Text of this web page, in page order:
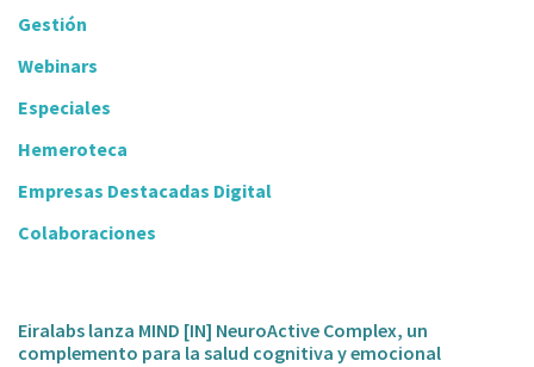
Gestión
Webinars
Especiales
Hemeroteca
Empresas Destacadas Digital
Colaboraciones
Eiralabs lanza MIND [IN] NeuroActive Complex, un
complemento para la salud cognitiva y emocional